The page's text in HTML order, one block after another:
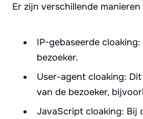
Er zijn verschillende
IP-gebaseerde
bezoeker.
User-agent cloaking:
van de bezoeker,
JavaScript cloaking: Bij